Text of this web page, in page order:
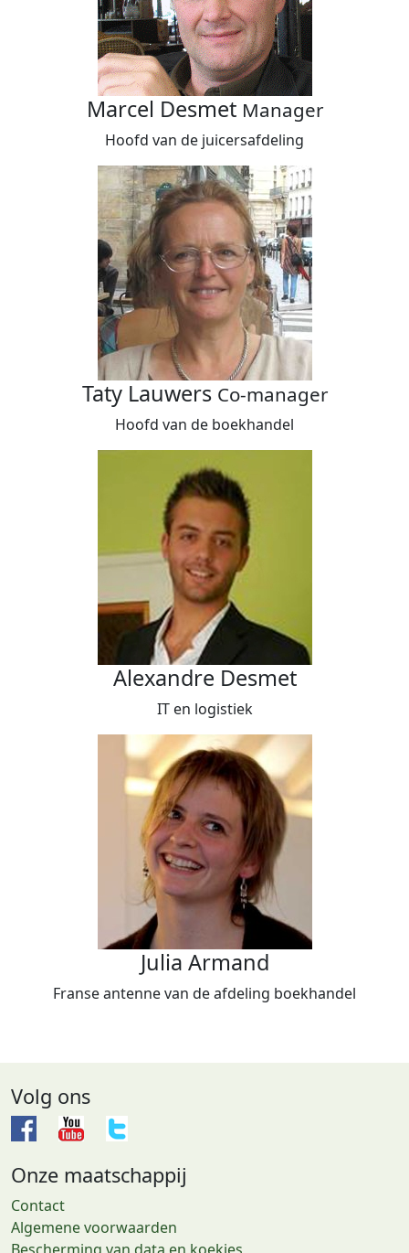
Marcel Desmet Manager
Hoofd van de juicersafdeling
Taty Lauwers Co-manager
Hoofd van de boekhandel
Alexandre Desmet
IT en logistiek
Julia Armand
Franse antenne van de afdeling boekhandel
Volg ons
Onze maatschappij
Contact
Algemene voorwaarden